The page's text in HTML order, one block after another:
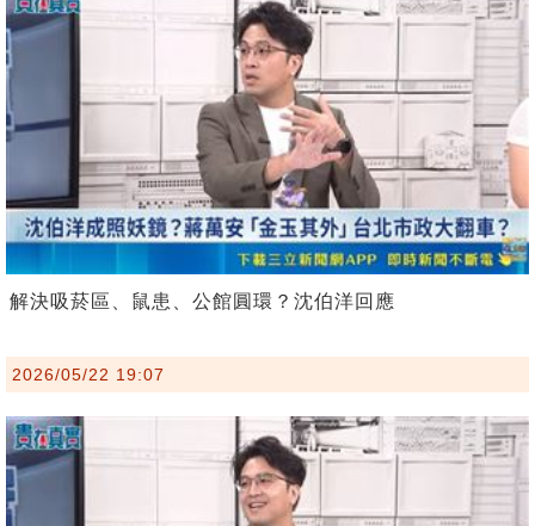
解決吸菸區、鼠患、公館圓環？沈伯洋回應
2026/05/22 19:07